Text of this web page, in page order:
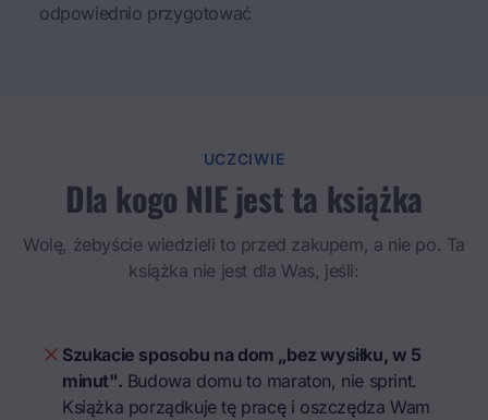
odpowiednio przygotować
UCZCIWIE
Dla kogo NIE jest ta książka
Wolę, żebyście wiedzieli to przed zakupem, a nie po. Ta
książka nie jest dla Was, jeśli:
Szukacie sposobu na dom „bez wysiłku, w 5
minut". Budowa domu to maraton, nie sprint.
Książka porządkuje tę pracę i oszczędza Wam